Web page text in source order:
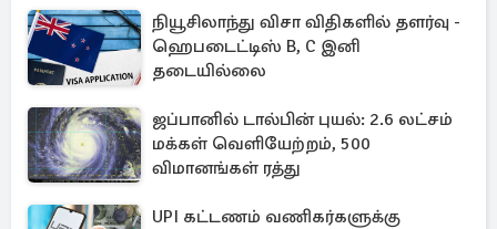
நியூசிலாந்து விசா விதிகளில் தளர்வு -
ஹெபடைட்டிஸ் B, C இனி
தடையில்லை
ஜப்பானில் டால்பின் புயல்: 2.6 லட்சம்
மக்கள் வெளியேற்றம், 500
விமானங்கள் ரத்து
UPI கட்டணம் வணிகர்களுக்கு